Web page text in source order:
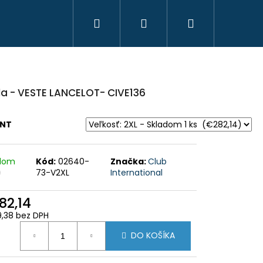
Hľadať Prihlásenie
- VESTE LANCELOT- CIVE136
Kód: 02640-
73-V2XL
Značka:Club
International
bez DPH
DO KOŠÍKA
PHPN011 - KAKI